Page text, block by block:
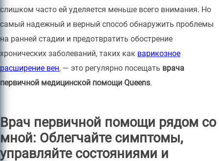
слишком часто ей уделяется меньше всего внимания. Но
самый надежный и верный способ обнаружить проблемы
на ранней стадии и предотвратить обострение
хронических заболеваний, таких как варикозное
расширение вен, — это регулярно посещать врача
первичной медицинской помощи Queens.
Врач первичной помощи рядом со
мной: Облегчайте симптомы,
управляйте состояниями и